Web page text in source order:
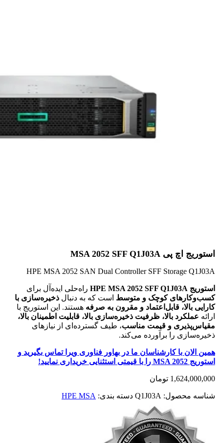
استوریج اچ پی MSA 2052 SFF Q1J03A
HPE MSA 2052 SAN Dual Controller SFF Storage Q1J03A
استوریج HPE MSA 2052 SFF Q1J03A
راه‌حلی ایده‌آل برای
کسب‌وکارهای کوچک و متوسط است که به دنبال ذخیره‌سازی با
کارایی بالا، قابل‌اعتماد و مقرون به صرفه هستند. این استوریج با
ارائه عملکرد بالا، ظرفیت ذخیره‌سازی بالا، قابلیت اطمینان بالا،
مقیاس‌پذیری و قیمت مناسب، طیف گسترده‌ای از نیازهای
ذخیره‌سازی را برآورده می‌کند.
همین الان با کارشناسان ما در بهاور فناوری ویرا تماس بگیرید و
استوریج MSA 2052 را با قیمتی استثنایی خریداری نمایید!
1,624,000,000 تومان
شناسه محصول: Q1J03A دسته بندی: HPE MSA